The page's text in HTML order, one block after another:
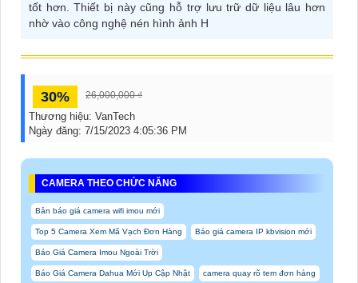
tốt hơn. Thiết bị này cũng hỗ trợ lưu trữ dữ liệu lâu hơn
nhờ vào công nghệ nén hình ảnh H
30% 26,000,000 ₫
Thương hiệu: VanTech
Ngày đăng: 7/15/2023 4:05:36 PM
CAMERA THEO CHỨC NĂNG
Bản báo giá camera wifi imou mới
Top 5 Camera Xem Mã Vạch Đơn Hàng Báo giá camera IP kbvision mới
Báo Giá Camera Imou Ngoài Trời
Báo Giá Camera Dahua Mới Up Cập Nhật camera quay rõ tem đơn hàng